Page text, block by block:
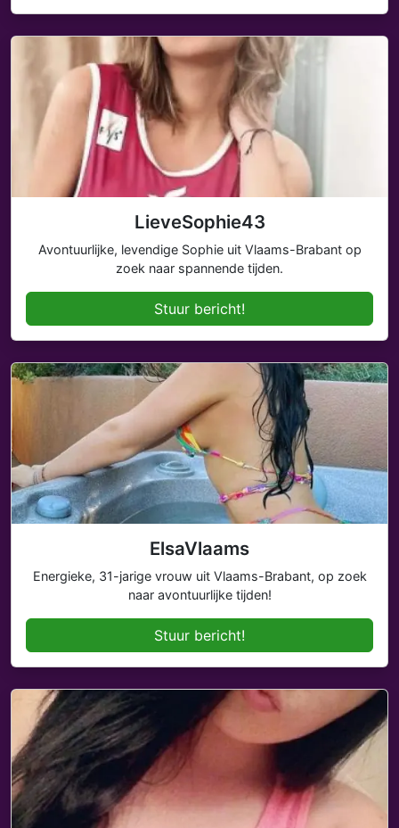
LieveSophie43
Avontuurlijke, levendige Sophie uit Vlaams-Brabant op
zoek naar spannende tijden.
Stuur bericht!
ElsaVlaams
Energieke, 31-jarige vrouw uit Vlaams-Brabant, op zoek
naar avontuurlijke tijden!
Stuur bericht!